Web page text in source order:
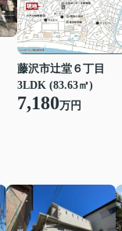
藤沢市辻堂６丁目
3LDK (83.63㎡)
7,180万円